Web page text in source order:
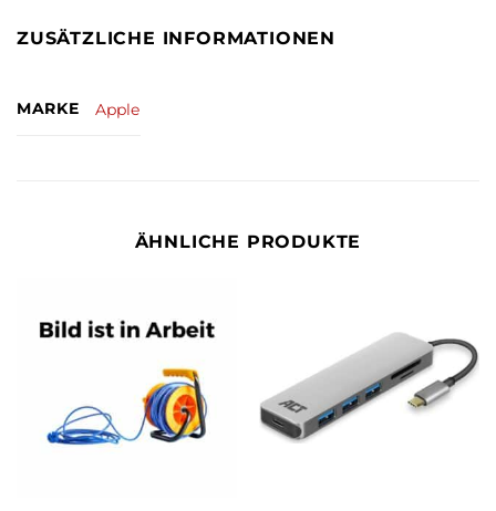
ZUSÄTZLICHE INFORMATIONEN
MARKE Apple
ÄHNLICHE PRODUKTE